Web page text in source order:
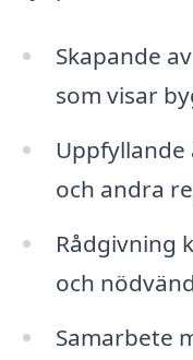
Skapande
som visar
och andra
Rådgivning
och
Samarbete